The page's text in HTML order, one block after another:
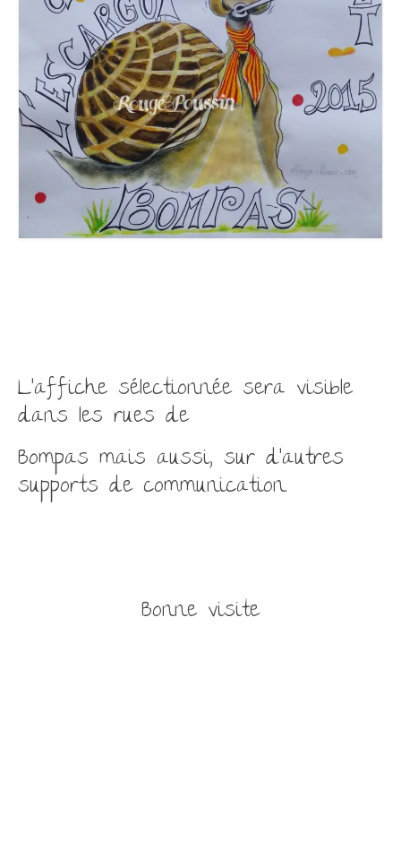
L’affiche sélectionnée sera visible
dans les rues de
Bompas mais aussi, sur d’autres
supports de communication.
Bonne visite